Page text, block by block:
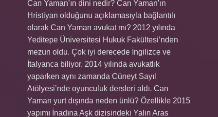
Can Yaman’ın dini nedir? Can Yaman’ın
Hristiyan olduğunu açıklamasıyla bağlantılı
olarak Can Yaman avukat mı? 2012 yılında
Yeditepe Üniversitesi Hukuk Fakültesi’nden
mezun oldu. Çok iyi derecede İngilizce ve
İtalyanca biliyor. 2014 yılında avukatlık
yaparken aynı zamanda Cüneyt Sayıl
Atölyesi’nde oyunculuk dersleri aldı. Can
Yaman yurt dışında neden ünlü? Özellikle 2015
yapımı İnadına Aşk dizisindeki Yalın Aras